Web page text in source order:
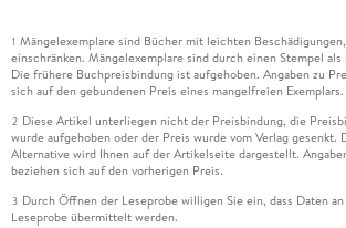
1 Mängelexemplare sind Bücher mit leichten
einschränken. Mängelexemplare sind durch einen Stempel
Die frühere Buchpreisbindung ist aufgehoben. Angaben zu
sich auf den gebundenen Preis eines mangelfreien Exemplars.
2 Diese Artikel unterliegen nicht der Preisbindung, die
wurde aufgehoben oder der Preis wurde vom Verlag
Alternative wird Ihnen auf der Artikelseite dargestellt.
beziehen sich auf den vorherigen Preis.
3 Durch Öffnen der Leseprobe willigen Sie ein, dass Daten
Leseprobe übermittelt werden.